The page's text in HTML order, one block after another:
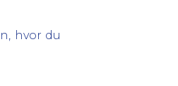
hvor du